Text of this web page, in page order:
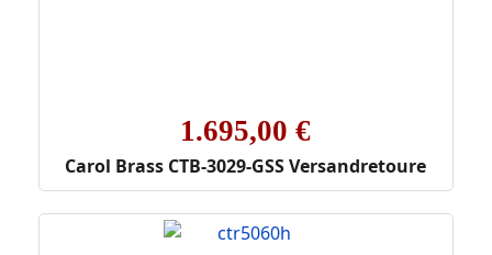
1.695,00 €
Carol Brass CTB-3029-GSS Versandretoure